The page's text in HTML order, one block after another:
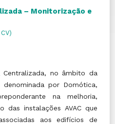
– Monitorização e
Centralizada, no âmbito da
denominada por Domótica,
na melhoria,
das instalações AVAC que
aos edifícios de